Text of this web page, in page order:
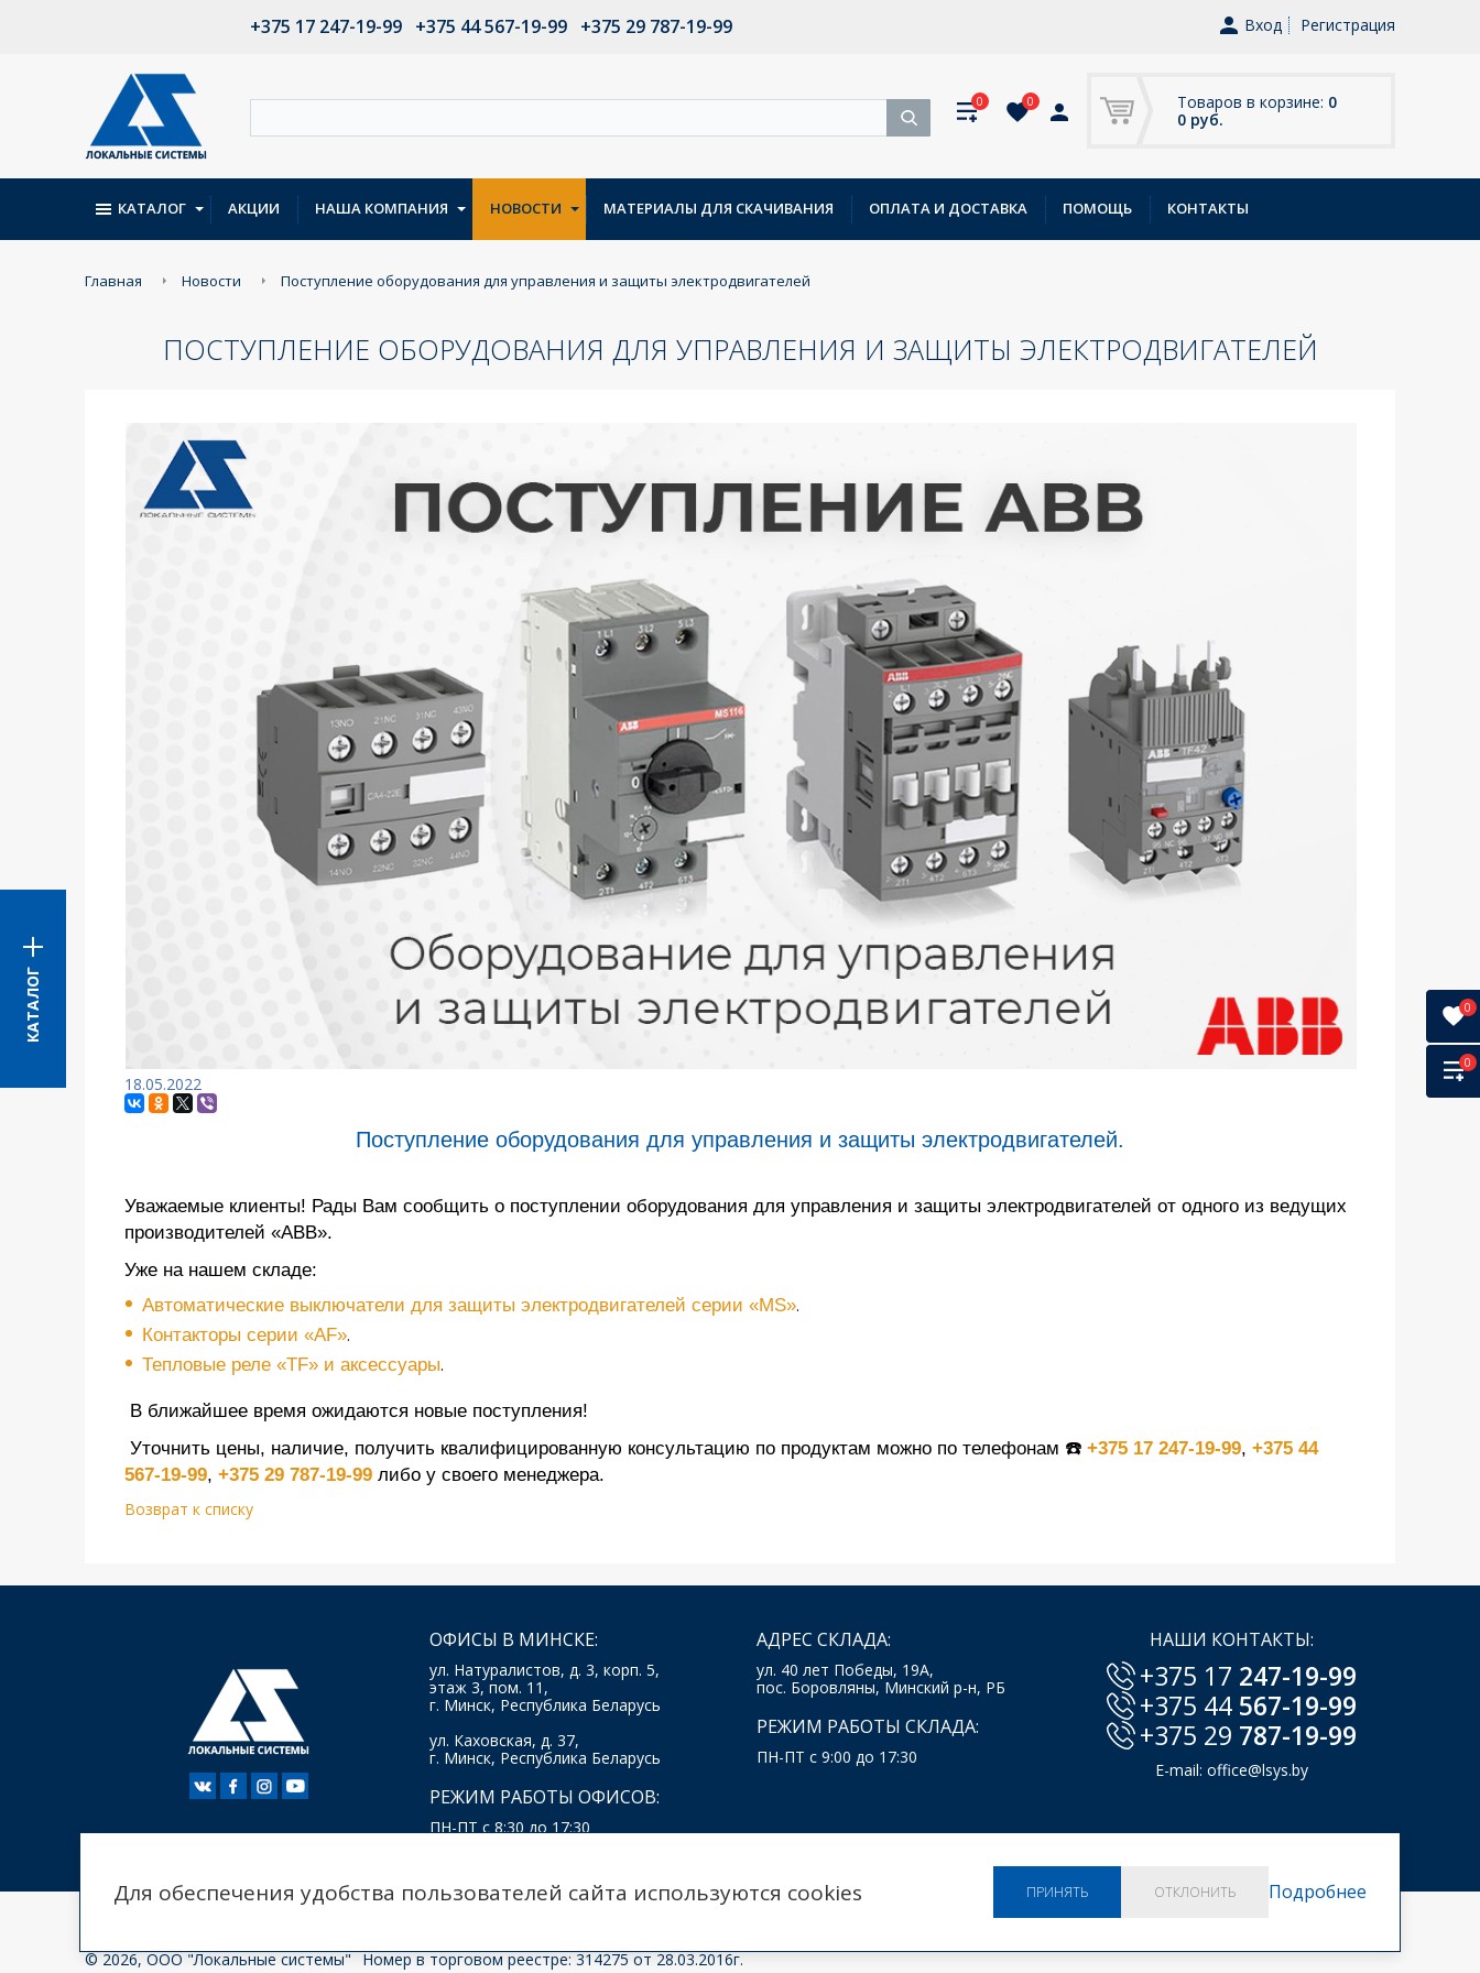
+375 17 247-19-99 +375 44 567-19-99 +375 29 787-19-99 Вход Регистрация
Товаров в корзине: 0
0 руб.
0 0
КАТАЛОГ
КАТАЛОГ АКЦИИ НАША КОМПАНИЯ НОВОСТИ МАТЕРИАЛЫ ДЛЯ СКАЧИВАНИЯ ОПЛАТА И ДОСТАВКА ПОМОЩЬ КОНТАКТЫ
Главная Новости Поступление оборудования для управления и защиты электродвигателей
ПОСТУПЛЕНИЕ ОБОРУДОВАНИЯ ДЛЯ УПРАВЛЕНИЯ И ЗАЩИТЫ ЭЛЕКТРОДВИГАТЕЛЕЙ
18.05.2022
Поступление оборудования для управления и защиты электродвигателей.
Уважаемые клиенты! Рады Вам сообщить о поступлении оборудования для управления и защиты электродвигателей от одного из ведущих
производителей «ABB».
Уже на нашем складе:
Автоматические выключатели для защиты электродвигателей серии «MS».
Контакторы серии «AF».
Тепловые реле «TF» и аксессуары.
В ближайшее время ожидаются новые поступления!
Уточнить цены, наличие, получить квалифицированную консультацию по продуктам можно по телефонам ☎️ +375 17 247-19-99, +375 44
567-19-99, +375 29 787-19-99либо у своего менеджера.
Возврат к списку
ОФИСЫ В МИНСКЕ:
ул. Натуралистов, д. 3, корп. 5,
этаж 3, пом. 11,
г. Минск, Республика Беларусь
ул. Каховская, д. 37,
г. Минск, Республика Беларусь
РЕЖИМ РАБОТЫ ОФИСОВ:
ПН-ПТ с 8:30 до 17:30
АДРЕС СКЛАДА:
ул. 40 лет Победы, 19А,
пос. Боровляны, Минский р-н, РБ
РЕЖИМ РАБОТЫ СКЛАДА:
ПН-ПТ с 9:00 до 17:30
НАШИ КОНТАКТЫ:
+375 17 247-19-99
+375 44 567-19-99
+375 29 787-19-99
E-mail: office@lsys.by
Политика использования куки.
© 2026, ООО "Локальные системы"
Номер в торговом реестре: 314275 от 28.03.2016г.
0
0
Для обеспечения удобства пользователей сайта используются cookies ПРИНЯТЬ ОТКЛОНИТЬ Подробнее